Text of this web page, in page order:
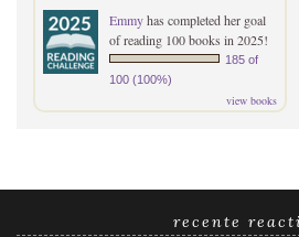
Emmyhas completed her goal
of reading 100 books in 2025!
185 of
100 (100%)
view books
recente